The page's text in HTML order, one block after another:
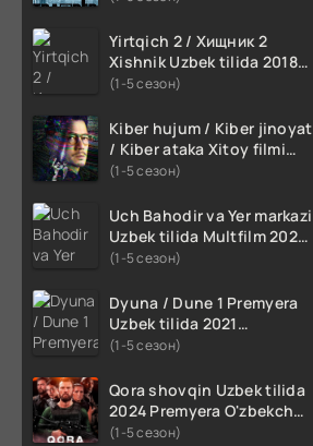
Yirtqich 2 / Хищник 2
Xishnik Uzbek tilida 2018-
2024 O'zbekcha tarjima
(1-5 сезон)
Kiber hujum / Kiber jinoyat
/ Kiber ataka Xitoy filmi
Uzbek tilida O'zbekcha
HD skachat
(1-5 сезон)
Uch Bahodir va Yer markazi
Uzbek tilida Multfilm 2025
tarjima HD skachat
(1-5 сезон)
Dyuna / Dune 1 Premyera
Uzbek tilida 2021
O'zbekcha tarjima kino HD
(1-5 сезон)
Qora shovqin Uzbek tilida
2024 Premyera O'zbekcha
tarjima kino HD skachat
(1-5 сезон)